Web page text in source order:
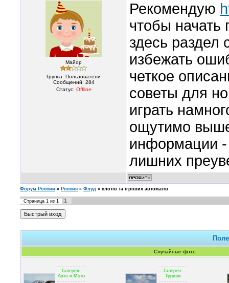
Майор
Группа: Пользователи
Сообщений: 284
Статус: Offline
Рекомендую
чтобы
здесь раздел
избежать
четкое
советы для
играть
ощутимо
информации -
лишних
Форум России » Россия » Флуд » слотів та ігрових автоматів
Страница 1 из 1 1
Случайные фото
Галерея:
Авто и Мото
Галерея:
Туризм